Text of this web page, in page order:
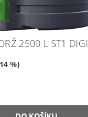
2500 L ST1 DIGI
%)